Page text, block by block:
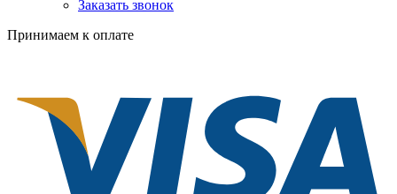
Заказать звонок
Принимаем к оплате